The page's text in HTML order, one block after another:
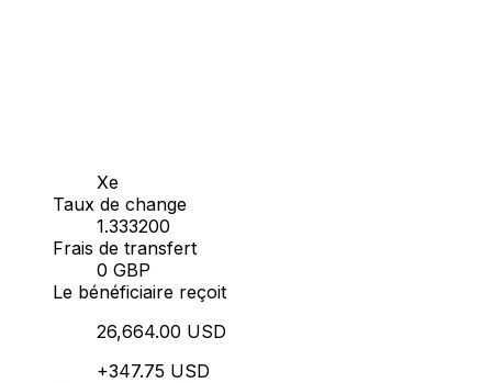
Xe
Taux de change
1.333200
Frais de transfert
0 GBP
Le bénéficiaire reçoit
26,664.00 USD
+347.75 USD